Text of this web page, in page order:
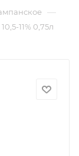
—
11% 0,75л